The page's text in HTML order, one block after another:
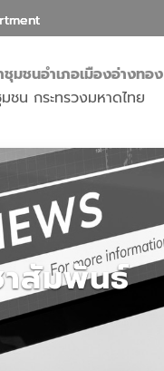
มชนอำเภอเมืองอ่างทอง
น กระทรวงมหาดไทย
าสัมพันธ์